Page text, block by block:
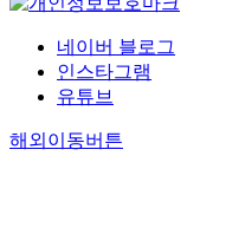
네이버 블로그
인스타그램
유튜브
해외이동버튼